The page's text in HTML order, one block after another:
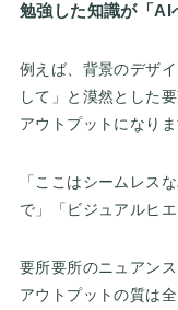
勉強した知識が「AI
例えば、背景のデザ
して」と漠然とした
アウトプットになりま
「ここはシームレス
で」「ビジュアルヒ
要所要所のニュアン
アウトプットの質は全